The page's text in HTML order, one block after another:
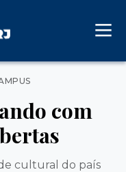
com
cultural do país